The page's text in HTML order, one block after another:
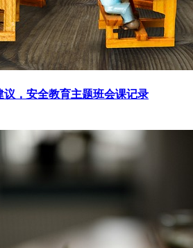
议，安全教育主题班会课记录